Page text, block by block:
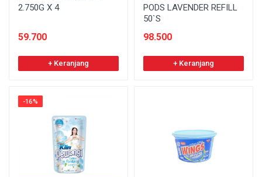
2.750G X 4
59.700
+ Keranjang
PODS LAVENDER REFILL
50`S
98.500
+ Keranjang
-16%